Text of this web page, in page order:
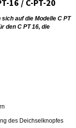
16 / C-PT-20
auf die Modelle C PT
den C PT 16, die
des Deichselknopfes